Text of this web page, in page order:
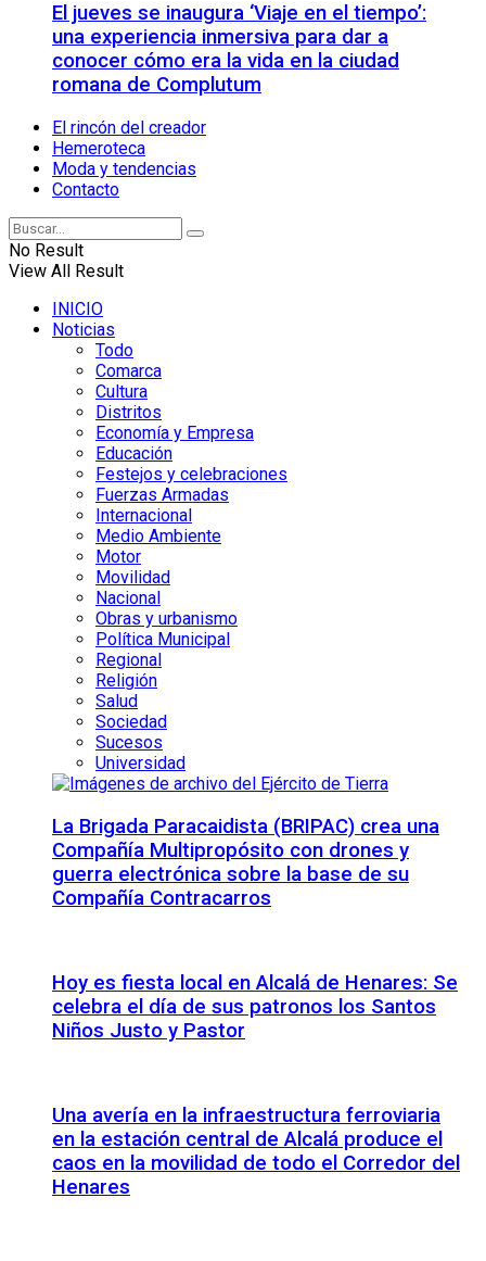
El jueves se inaugura ‘Viaje en el tiempo’:
una experiencia inmersiva para dar a
conocer cómo era la vida en la ciudad
romana de Complutum
El rincón del creador
Hemeroteca
Moda y tendencias
Contacto
No Result
View All Result
INICIO
Noticias
Todo
Comarca
Cultura
Distritos
Economía y Empresa
Educación
Festejos y celebraciones
Fuerzas Armadas
Internacional
Medio Ambiente
Motor
Movilidad
Nacional
Obras y urbanismo
Política Municipal
Regional
Religión
Salud
Sociedad
Sucesos
Universidad
La Brigada Paracaidista (BRIPAC) crea una
Compañía Multipropósito con drones y
guerra electrónica sobre la base de su
Compañía Contracarros
Hoy es fiesta local en Alcalá de Henares: Se
celebra el día de sus patronos los Santos
Niños Justo y Pastor
Una avería en la infraestructura ferroviaria
en la estación central de Alcalá produce el
caos en la movilidad de todo el Corredor del
Henares